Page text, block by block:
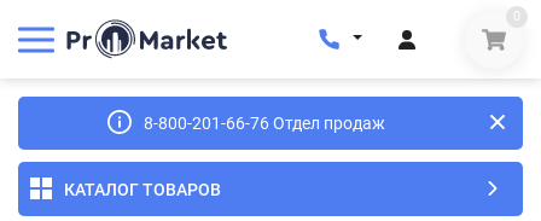
0
8-800-201-66-76 Отдел продаж
КАТАЛОГ ТОВАРОВ